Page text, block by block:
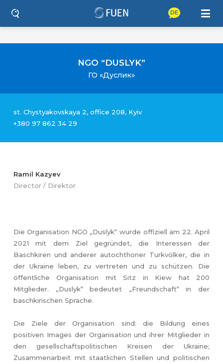
DE
NGO “DUSLYK”
ГО «Дуслик»
st. Chystyakovskaya 2, office 208, Kyiv
+380 97 862 34 29
Ramil Kazyev
Director / Direktor
Die Organisation NGO „Duslyk“ wurde offiziell am 22. April
2021 mit dem Ziel gegründet, die Interessen der
Baschkiren und anderer autochthoner Turkvölker, die in
der Ukraine leben, zu vertreten und zu schützen. Die
öffentliche Organisation mit Sitz in Kiew hat 200
Mitglieder. „Duslyk“ bedeutet „Freundschaft“ in der
baschkirischen Sprache.
Die Ziele der Organisation sind: die Bildung eines
positiven Images der Organisation und ihrer Mitglieder in
den gesellschaftspolitischen Kreisen der Ukraine;
Zusammenarbeit mit staatlichen Stellen und politischen